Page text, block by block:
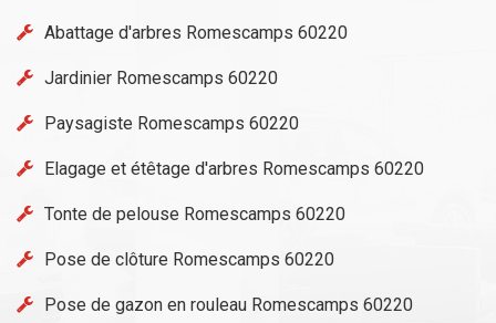
Abattage d'arbres Romescamps 60220
Jardinier Romescamps 60220
Paysagiste Romescamps 60220
Elagage et étêtage d'arbres Romescamps 60220
Tonte de pelouse Romescamps 60220
Pose de clôture Romescamps 60220
Pose de gazon en rouleau Romescamps 60220